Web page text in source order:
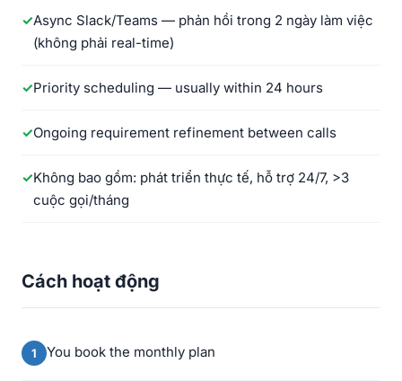
Async Slack/Teams — phản hồi trong 2 ngày làm việc
(không phải real-time)
Priority scheduling — usually within 24 hours
Ongoing requirement refinement between calls
Không bao gồm: phát triển thực tế, hỗ trợ 24/7, >3
cuộc gọi/tháng
Cách hoạt động
You book the monthly plan